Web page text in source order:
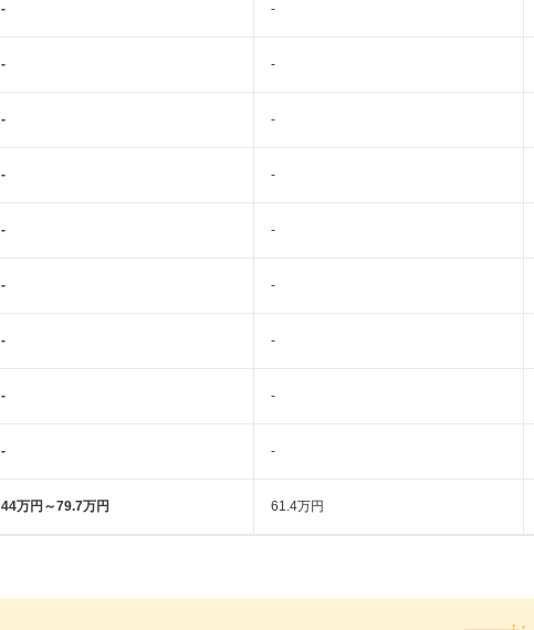
- -
- -
- -
- -
- -
- -
- -
- -
- -
44万円～79.7万円 61.4万円